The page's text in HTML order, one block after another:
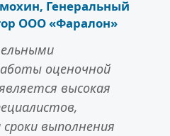
Генеральный
ООО «Фаралон»
оценочной
высокая
выполнения